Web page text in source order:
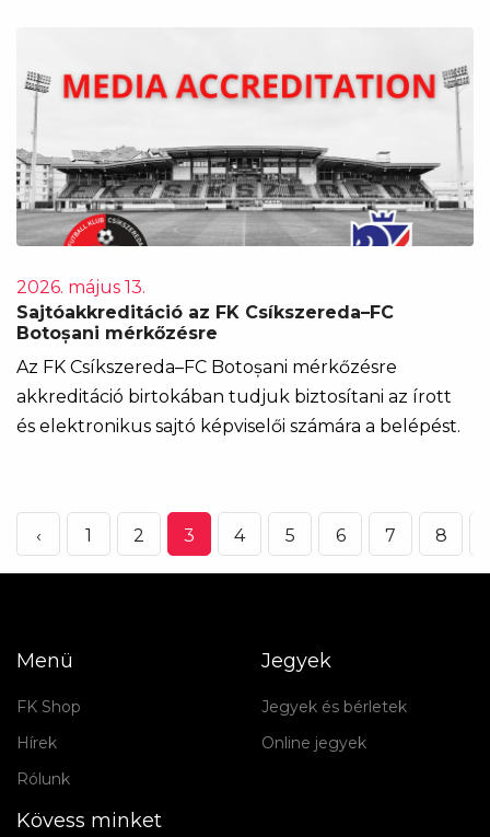
2026. május 13.
Sajtóakkreditáció az FK Csíkszereda–FC
Botoșani mérkőzésre
Az FK Csíkszereda–FC Botoșani mérkőzésre
akkreditáció birtokában tudjuk biztosítani az írott
és elektronikus sajtó képviselői számára a belépést.
‹ 1 2 3 4 5 6 7 8
Menü
FK Shop
Hírek
Rólunk
Jegyek
Jegyek és bérletek
Online jegyek
Kövess minket